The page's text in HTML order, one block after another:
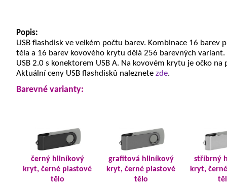
Popis:
USB flashdisk ve velkém počtu barev. Kombinace 16 barev
těla a 16 barev kovového krytu dělá 256 barevných variant.
USB 2.0 s konektorem USB A. Na kovovém krytu je očko na
Aktuální ceny USB flashdisků naleznete zde.
Barevné varianty:
černý hliníkový
kryt, černé plastové
tělo
grafitová hliníkový
kryt, černé plastové
tělo
stříbrný
kryt,